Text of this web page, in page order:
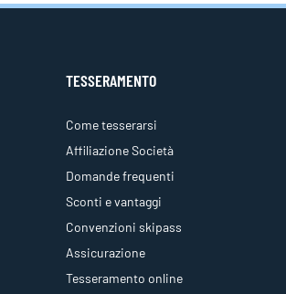
TESSERAMENTO
Come tesserarsi
Affiliazione Società
Domande frequenti
Sconti e vantaggi
Convenzioni skipass
Assicurazione
Tesseramento online